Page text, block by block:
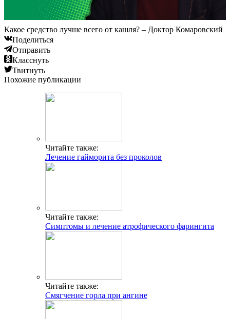
Какое средство лучше всего от кашля? – Доктор Комаровский
Поделиться
Отправить
Класснуть
Твитнуть
Похожие публикации
Читайте также:
Лечение гайморита без проколов
Читайте также:
Симптомы и лечение атрофического фарингита
Читайте также:
Смягчение горла при ангине